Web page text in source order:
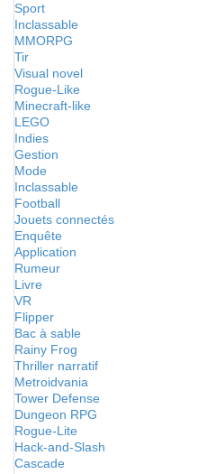
Sport
Inclassable
MMORPG
Tir
Visual novel
Rogue-Like
Minecraft-like
LEGO
Indies
Gestion
Mode
Inclassable
Football
Jouets connectés
Enquête
Application
Rumeur
Livre
VR
Flipper
Bac à sable
Rainy Frog
Thriller narratif
Metroidvania
Tower Defense
Dungeon RPG
Rogue-Lite
Hack-and-Slash
Cascade